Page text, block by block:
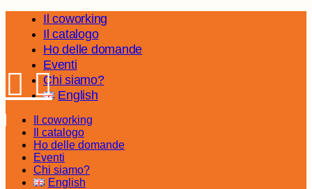
content
Il coworking
Il catalogo
Ho delle domande
Eventi
Chi siamo?
English
Il coworking
Il catalogo
Ho delle domande
Eventi
Chi siamo?
English